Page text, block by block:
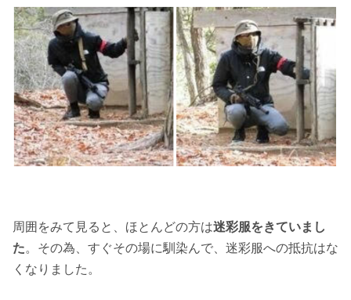
周囲をみて見ると、ほとんどの方は迷彩服をきていまし
た。その為、すぐその場に馴染んで、迷彩服への抵抗はな
くなりました。